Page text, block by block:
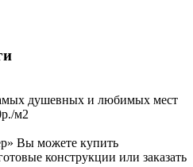
душевных и любимых мест
м2
Вы можете купить
конструкции или заказать